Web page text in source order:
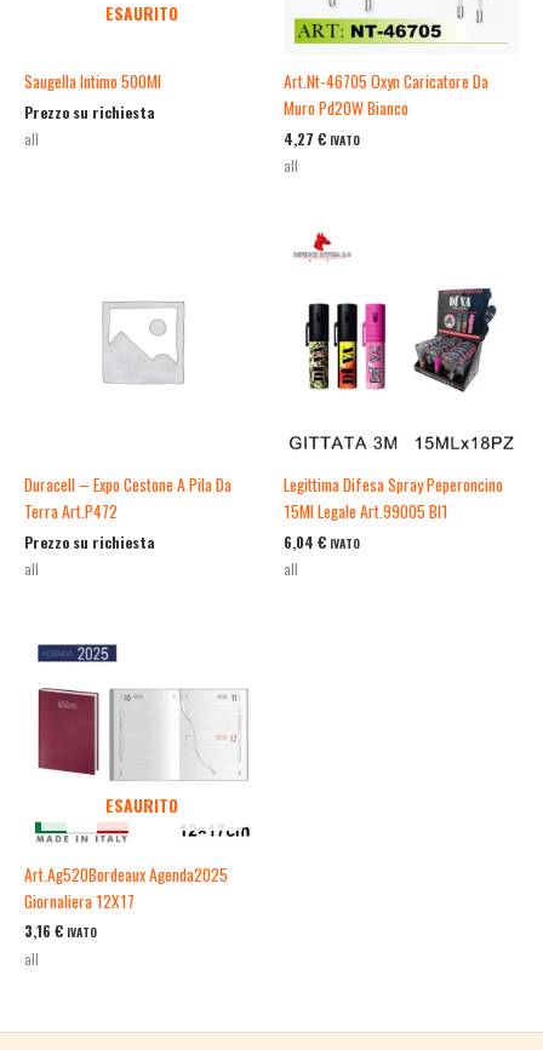
ESAURITO
Saugella Intimo 500Ml
Prezzo su richiesta
all
Art.Nt-46705 Oxyn Caricatore Da
Muro Pd20W Bianco
4,27 € IVATO
all
Duracell – Expo Cestone A Pila Da
Terra Art.P472
Prezzo su richiesta
all
Legittima Difesa Spray Peperoncino
15Ml Legale Art.99005 Bl1
6,04 € IVATO
all
ESAURITO
Art.Ag520Bordeaux Agenda2025
Giornaliera 12X17
3,16 € IVATO
all